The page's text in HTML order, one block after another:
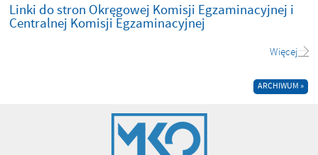
Linki do stron Okręgowej Komisji Egzaminacyjnej i
Centralnej Komisji Egzaminacyjnej
Więcej
ARCHIWUM »